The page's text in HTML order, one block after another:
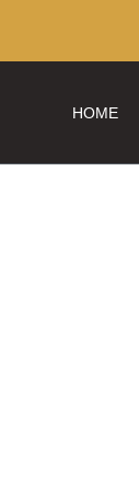
HOME